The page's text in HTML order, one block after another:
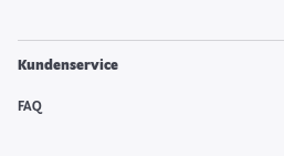
Kundenservice
FAQ